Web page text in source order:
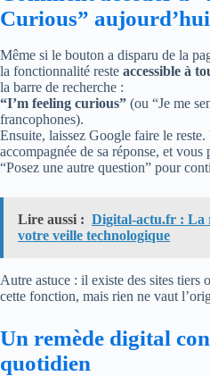
Curious”
Même si le bouton a disparu de la
la fonctionnalité reste accessible à
la barre de recherche :
“I’m feeling curious” (ou “Je me
francophones).
Ensuite, laissez Google faire le
accompagnée de sa réponse, et
“Posez une autre question” pour
Lire aussi : Digital-actu.fr : La
votre veille technologique
Autre astuce : il existe des sites tiers
cette fonction, mais rien ne vaut
Un remède digital
quotidien